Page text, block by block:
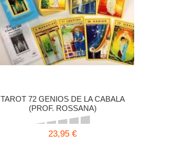
TAROT 72 GENIOS DE LA CABALA
(PROF. ROSSANA)
23,95 €